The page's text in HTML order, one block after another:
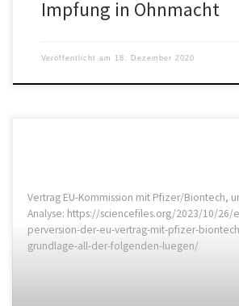
Impfung in Ohnmacht
Veröffentlicht am 18. Dezember 2020
Vertrag EU-Kommission mit Pfizer/Biontech,
Analyse: https://sciencefiles.org/2023/10/
perversion-der-eu-vertrag-mit-pfizer-
grundlage-all-der-folgenden-luegen/